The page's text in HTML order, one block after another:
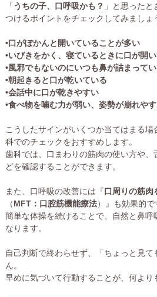
「 うちの子、口呼吸かも？ 」と思った
つけるポイントをチェックしてみましょ
•口がぽかんと開いていることが多い
•いびきをかく、寝ているときに口が開
•風邪でもないのにいつも鼻が詰まって
•朝起きると口が乾いている
•会話中に口が乾きやすい
•食べ物を噛む力が弱い、姿勢が崩れや
こうしたサインがいくつか当てはまる
科でのチェックをおすすめします。
歯科では、口まわりの筋肉の使い方や、
どを確認することができます。
また、口呼吸の改善には『口周りの筋肉
（MFT：口腔筋機能療法）』も効果的で
簡単な体操を続けることで、自然と鼻呼
なります。
自己判断で終わらせず、「ちょっと見
ん。
早めに気づいて行動することが、何より